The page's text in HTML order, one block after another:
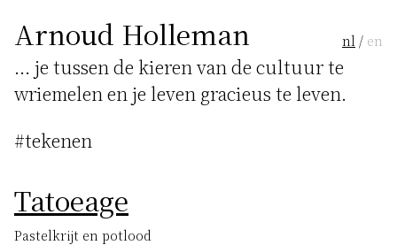
Arnoud Holleman
... je tussen de kieren van de cultuur te
wriemelen en je leven gracieus te leven.
nl / en
#tekenen
Tatoeage
Pastelkrijt en potlood